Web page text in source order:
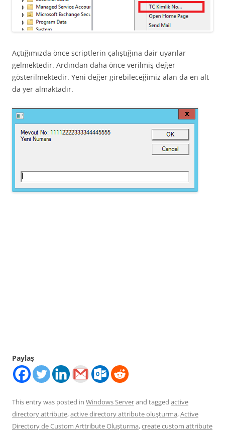
Açtığımızda önce scriptlerin çalıştığına dair uyarılar
gelmektedir. Ardından daha önce verilmiş değer
gösterilmektedir. Yeni değer girebileceğimiz alan da en alt
da yer almaktadır.
Paylaş
This entry was posted in Windows Serverand tagged active
directory attribute,active directory attribute oluşturma,Active
Directory de Custom Arttribute Oluşturma,create custom attribute